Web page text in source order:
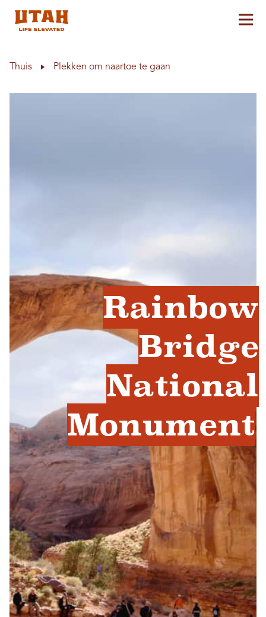
Thuis Plekken om naartoe te gaan
Rainbow
Bridge
National
Monument